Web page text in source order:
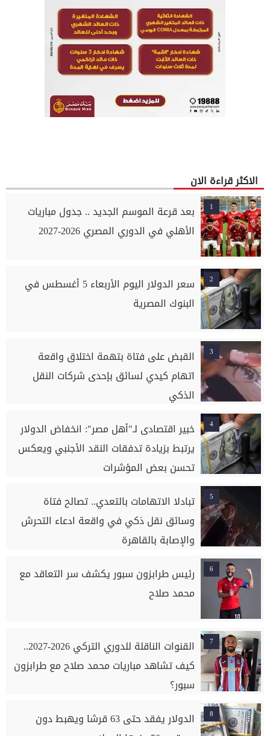
الاكثر قراءة الان
1
بعد قرعة الموسم الجديد .. جدول مباريات
الأهلي في الدوري المصري 2026-2027
2
سعر الدولار اليوم الأربعاء 5 أغسطس في
البنوك المصرية
3
القبض على فتاة بتهمة اختلاق واقعة
اتهام كيدي لسائق بإحدى شركات النقل
الذكي
4
خبير اقتصادى لـ"أهل مصر": انخفاض الدولار
يرتبط بزيادة تدفقات النقد الأجنبي ويعكس
تحسن بعض المؤشرات
5
تبادلا الاتهامات بالتعدي.. تصالح فتاة
وسائق نقل ذكي في واقعة ادعاء التحرش
والإصابة بالقاهرة
6
رئيس طرابزون سبور يكشف سر التعاقد مع
محمد صلاح
7
القنوات الناقلة للدوري التركي 2026-2027..
كيف تشاهد مباريات محمد صلاح مع طرابزون
سبور؟
8
الدولار يفقد حتى 63 قرشا ويهبط دون